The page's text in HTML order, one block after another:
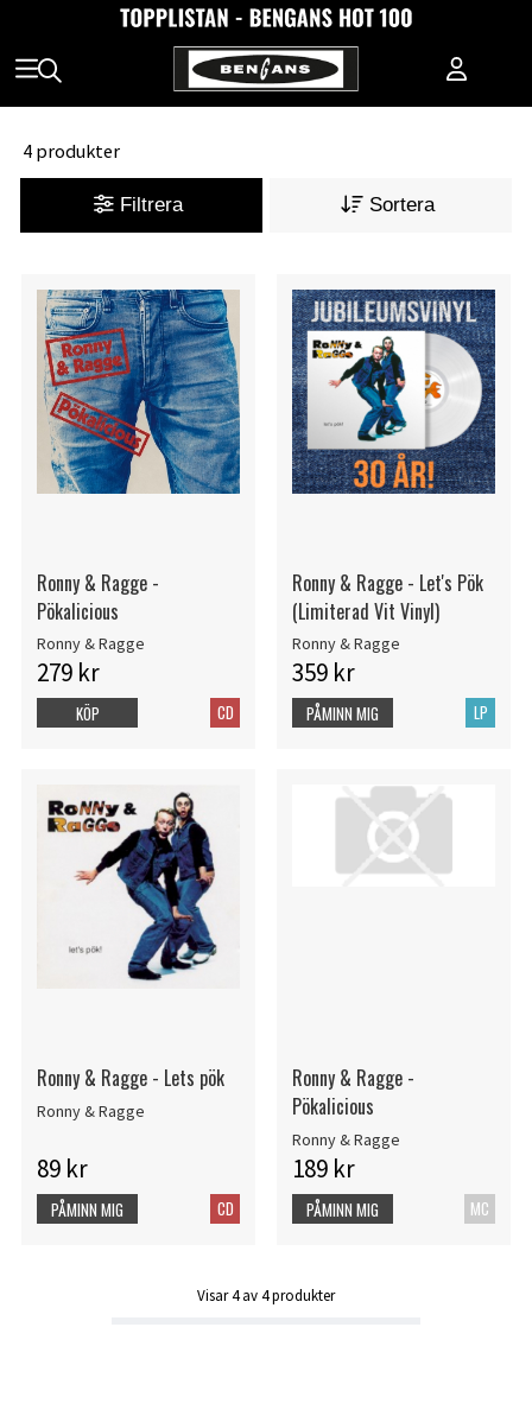
4 produkter
Filtrera Sortera
Ronny & Ragge -
Pökalicious
Ronny & Ragge
279 kr
CD
KÖP
Ronny & Ragge - Let's Pök
(Limiterad Vit Vinyl)
Ronny & Ragge
359 kr
LP
PÅMINN MIG
Ronny & Ragge - Lets pök
Ronny & Ragge
89 kr
CD
PÅMINN MIG
Ronny & Ragge -
Pökalicious
Ronny & Ragge
189 kr
MC
PÅMINN MIG
Visar4av4produkter